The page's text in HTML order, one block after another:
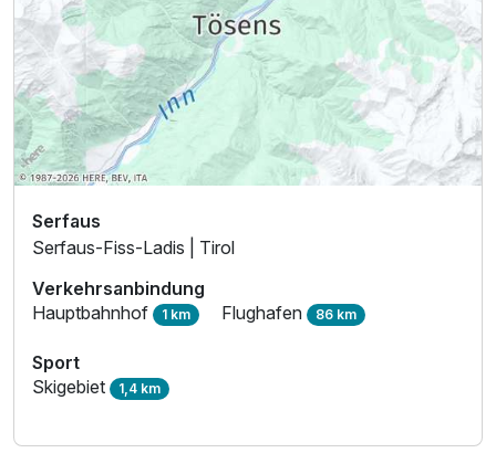
Serfaus
Serfaus-Fiss-Ladis | Tirol
Verkehrsanbindung
Hauptbahnhof 1 km Flughafen 86 km
Sport
Skigebiet 1,4 km